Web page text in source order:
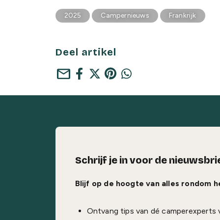
2025 Campernieuws Frankrijk
Deel artikel
mail
Schrijf je in voor de
Blijf op de hoogte van alles rondom
Ontvang tips van dé camperexperts